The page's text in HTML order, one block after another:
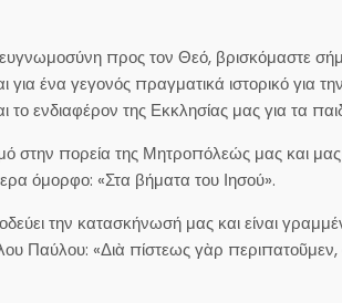
ευγνωμοσύνη προς τον Θεό, βρισκόμαστε
ένα γεγονός πραγματικά ιστορικό για
ενδιαφέρον της Εκκλησίας μας για τα
στην πορεία της Μητροπόλεώς μας και μας
όμορφο: «Στα βήματα του Ιησού».
την κατασκήνωσή μας και είναι
Παύλου: «Διὰ πίστεως γὰρ